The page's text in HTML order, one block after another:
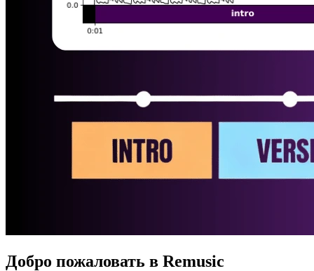
Добро пожаловать в Remusic